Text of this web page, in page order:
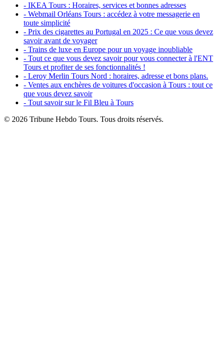
- IKEA Tours : Horaires, services et bonnes adresses
- Webmail Orléans Tours : accédez à votre messagerie en
toute simplicité
- Prix des cigarettes au Portugal en 2025 : Ce que vous devez
savoir avant de voyager
- Trains de luxe en Europe pour un voyage inoubliable
- Tout ce que vous devez savoir pour vous connecter à l'ENT
Tours et profiter de ses fonctionnalités !
- Leroy Merlin Tours Nord : horaires, adresse et bons plans.
- Ventes aux enchères de voitures d'occasion à Tours : tout ce
que vous devez savoir
- Tout savoir sur le Fil Bleu à Tours
© 2026 Tribune Hebdo Tours. Tous droits réservés.